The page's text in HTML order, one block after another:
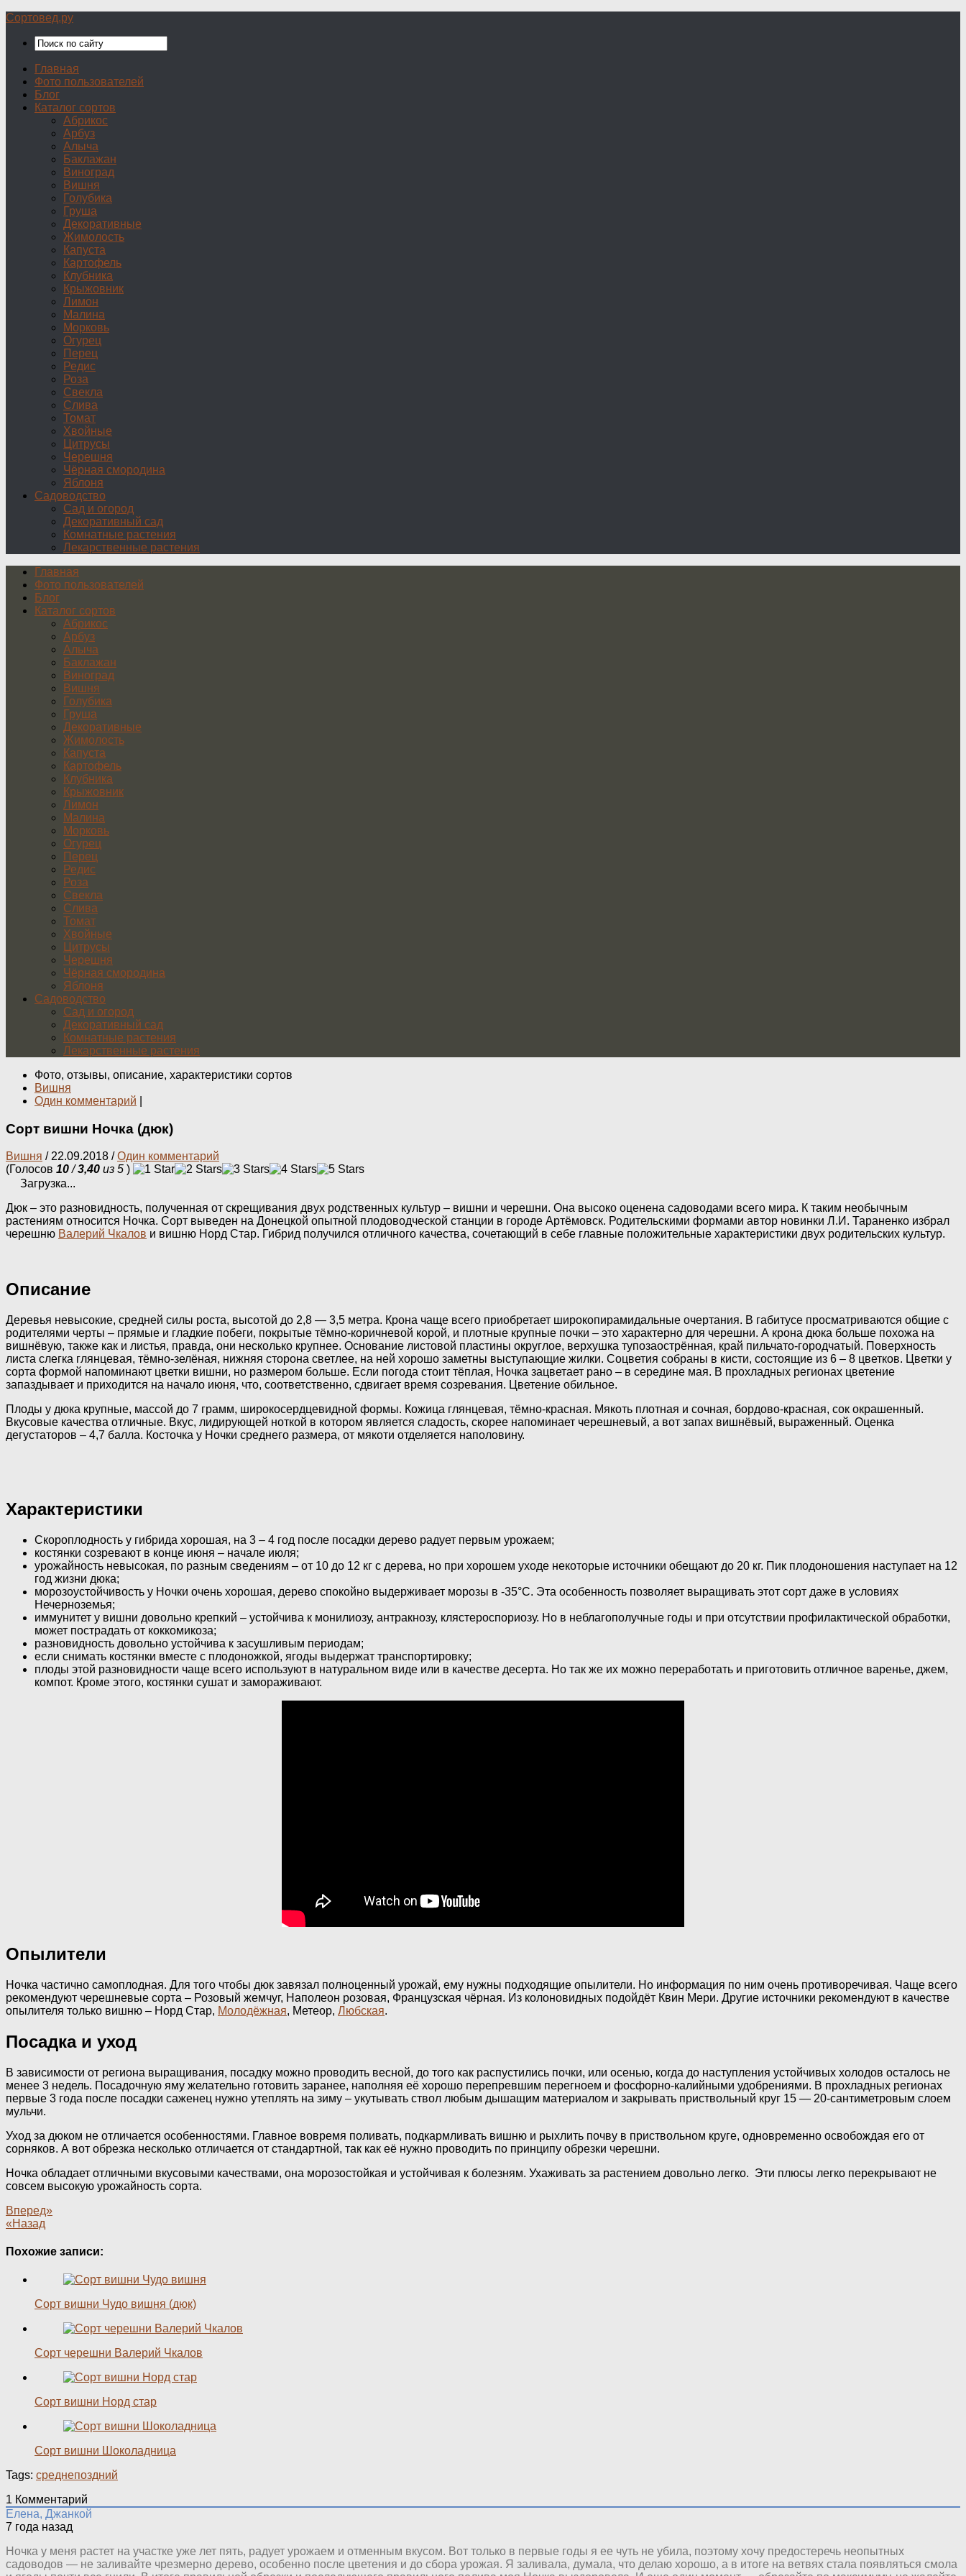
Сортовед.ру
Главная
Фото пользователей
Блог
Каталог сортов
Абрикос
Арбуз
Алыча
Баклажан
Виноград
Вишня
Голубика
Груша
Декоративные
Жимолость
Капуста
Картофель
Клубника
Крыжовник
Лимон
Малина
Морковь
Огурец
Перец
Редис
Роза
Свекла
Слива
Томат
Хвойные
Цитрусы
Черешня
Чёрная смородина
Яблоня
Садоводство
Сад и огород
Декоративный сад
Комнатные растения
Лекарственные растения
Главная
Фото пользователей
Блог
Каталог сортов
Абрикос
Арбуз
Алыча
Баклажан
Виноград
Вишня
Голубика
Груша
Декоративные
Жимолость
Капуста
Картофель
Клубника
Крыжовник
Лимон
Малина
Морковь
Огурец
Перец
Редис
Роза
Свекла
Слива
Томат
Хвойные
Цитрусы
Черешня
Чёрная смородина
Яблоня
Садоводство
Сад и огород
Декоративный сад
Комнатные растения
Лекарственные растения
Фото, отзывы, описание, характеристики сортов
Вишня
Один комментарий
Сорт вишни Ночка (дюк)
Вишня /22.09.2018 /Один комментарий
(Голосов 10/3,40 из 5 )
Загрузка...
Дюк – это разновидность, полученная от скрещивания двух родственных культур – вишни и черешни. Она высоко оценена садоводами всего мира. К таким необычным
растениям относится Ночка. Сорт выведен на Донецкой опытной плодоводческой станции в городе Артёмовск. Родительскими формами автор новинки Л.И. Тараненко избрал
черешню Валерий Чкалов и вишню Норд Стар. Гибрид получился отличного качества, сочетающий в себе главные положительные характеристики двух родительских культур.
Описание
Деревья невысокие, средней силы роста, высотой до 2,8 — 3,5 метра. Крона чаще всего приобретает широкопирамидальные очертания. В габитусе просматриваются общие с
родителями черты – прямые и гладкие побеги, покрытые тёмно-коричневой корой, и плотные крупные почки – это характерно для черешни. А крона дюка больше похожа на
вишнёвую, также как и листья, правда, они несколько крупнее. Основание листовой пластины округлое, верхушка тупозаострённая, край пильчато-городчатый. Поверхность
листа слегка глянцевая, тёмно-зелёная, нижняя сторона светлее, на ней хорошо заметны выступающие жилки. Соцветия собраны в кисти, состоящие из 6 – 8 цветков. Цветки у
сорта формой напоминают цветки вишни, но размером больше. Если погода стоит тёплая, Ночка зацветает рано – в середине мая. В прохладных регионах цветение
запаздывает и приходится на начало июня, что, соответственно, сдвигает время созревания. Цветение обильное.
Плоды у дюка крупные, массой до 7 грамм, широкосердцевидной формы. Кожица глянцевая, тёмно-красная. Мякоть плотная и сочная, бордово-красная, сок окрашенный.
Вкусовые качества отличные. Вкус, лидирующей ноткой в котором является сладость, скорее напоминает черешневый, а вот запах вишнёвый, выраженный. Оценка
дегустаторов – 4,7 балла. Косточка у Ночки среднего размера, от мякоти отделяется наполовину.
Характеристики
Скороплодность у гибрида хорошая, на 3 – 4 год после посадки дерево радует первым урожаем;
костянки созревают в конце июня – начале июля;
урожайность невысокая, по разным сведениям – от 10 до 12 кг с дерева, но при хорошем уходе некоторые источники обещают до 20 кг. Пик плодоношения наступает на 12
год жизни дюка;
морозоустойчивость у Ночки очень хорошая, дерево спокойно выдерживает морозы в -35°С. Эта особенность позволяет выращивать этот сорт даже в условиях
Нечерноземья;
иммунитет у вишни довольно крепкий – устойчива к монилиозу, антракнозу, клястероспориозу. Но в неблагополучные годы и при отсутствии профилактической обработки,
может пострадать от коккомикоза;
разновидность довольно устойчива к засушливым периодам;
если снимать костянки вместе с плодоножкой, ягоды выдержат транспортировку;
плоды этой разновидности чаще всего используют в натуральном виде или в качестве десерта. Но так же их можно переработать и приготовить отличное варенье, джем,
компот. Кроме этого, костянки сушат и замораживают.
Опылители
Ночка частично самоплодная. Для того чтобы дюк завязал полноценный урожай, ему нужны подходящие опылители. Но информация по ним очень противоречивая. Чаще всего
рекомендуют черешневые сорта – Розовый жемчуг, Наполеон розовая, Французская чёрная. Из колоновидных подойдёт Квин Мери. Другие источники рекомендуют в качестве
опылителя только вишню – Норд Стар, Молодёжная, Метеор, Любская.
Посадка и уход
В зависимости от региона выращивания, посадку можно проводить весной, до того как распустились почки, или осенью, когда до наступления устойчивых холодов осталось не
менее 3 недель. Посадочную яму желательно готовить заранее, наполняя её хорошо перепревшим перегноем и фосфорно-калийными удобрениями. В прохладных регионах
первые 3 года после посадки саженец нужно утеплять на зиму – укутывать ствол любым дышащим материалом и закрывать приствольный круг 15 — 20-сантиметровым слоем
мульчи.
Уход за дюком не отличается особенностями. Главное вовремя поливать, подкармливать вишню и рыхлить почву в приствольном круге, одновременно освобождая его от
сорняков. А вот обрезка несколько отличается от стандартной, так как её нужно проводить по принципу обрезки черешни.
Ночка обладает отличными вкусовыми качествами, она морозостойкая и устойчивая к болезням. Ухаживать за растением довольно легко. Эти плюсы легко перекрывают не
совсем высокую урожайность сорта.
Вперед»
«Назад
Похожие записи:
Сорт вишни Чудо вишня (дюк)
Сорт черешни Валерий Чкалов
Сорт вишни Норд стар
Сорт вишни Шоколадница
Tags: среднепоздний
1 Комментарий
Елена, Джанкой
7 года назад
Ночка у меня растет на участке уже лет пять, радует урожаем и отменным вкусом. Вот только в первые годы я ее чуть не убила, поэтому хочу предостеречь неопытных
садоводов — не заливайте чрезмерно дерево, особенно после цветения и до сбора урожая. Я заливала, думала, что делаю хорошо, а в итоге на ветвях стала появляться смола